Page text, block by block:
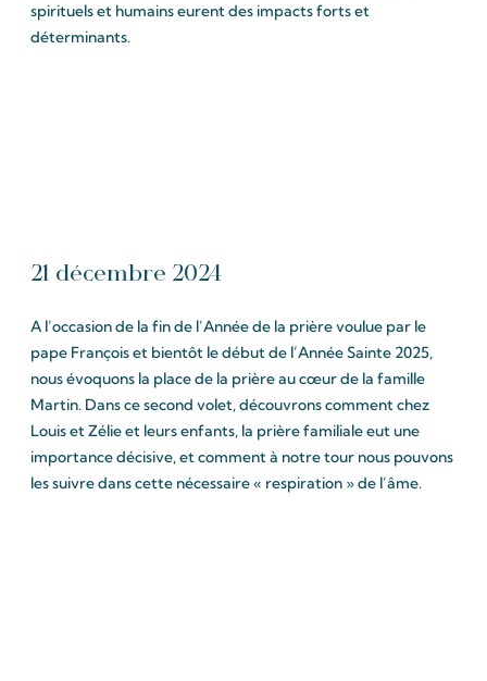
spirituels et humains eurent des impacts forts et
déterminants.
21 décembre 2024
A l’occasion de la fin de l’Année de la prière voulue par le
pape François et bientôt le début de l’Année Sainte 2025,
nous évoquons la place de la prière au cœur de la famille
Martin. Dans ce second volet, découvrons comment chez
Louis et Zélie et leurs enfants, la prière familiale eut une
importance décisive, et comment à notre tour nous pouvons
les suivre dans cette nécessaire « respiration » de l’âme.